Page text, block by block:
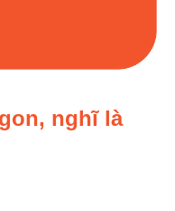
nghĩ là